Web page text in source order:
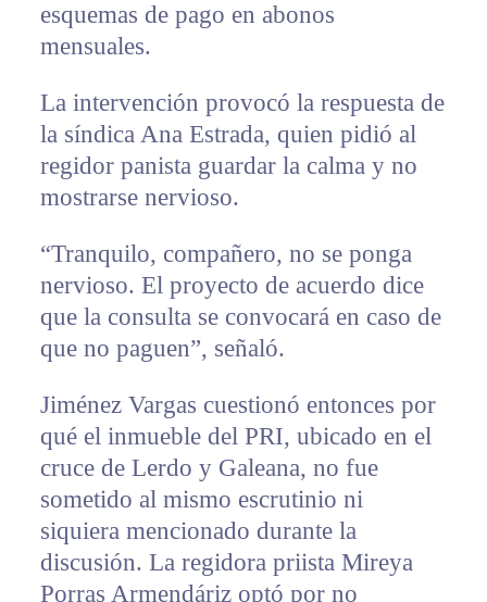
esquemas de pago en abonos
mensuales.
La intervención provocó la respuesta de
la síndica Ana Estrada, quien pidió al
regidor panista guardar la calma y no
mostrarse nervioso.
“Tranquilo, compañero, no se ponga
nervioso. El proyecto de acuerdo dice
que la consulta se convocará en caso de
que no paguen”, señaló.
Jiménez Vargas cuestionó entonces por
qué el inmueble del PRI, ubicado en el
cruce de Lerdo y Galeana, no fue
sometido al mismo escrutinio ni
siquiera mencionado durante la
discusión. La regidora priista Mireya
Porras Armendáriz optó por no